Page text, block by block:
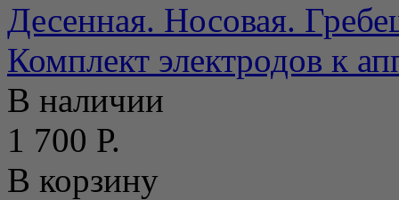
Десенная. Носовая.
Комплект электродов к
В наличии
1 700 Р.
В корзину